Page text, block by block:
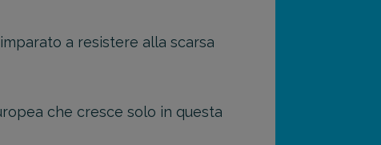
a resistere alla scarsa
che cresce solo in questa